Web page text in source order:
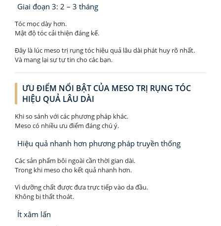
Giai đoạn 3: 2 – 3 tháng
Tóc mọc dày hơn.
Mật độ tóc cải thiện đáng kể.
Đây là lúc meso trị rụng tóc hiệu quả lâu dài phát huy rõ nhất.
Và mang lại sự tự tin cho các bạn.
ƯU ĐIỂM NỔI BẬT CỦA MESO TRỊ RỤNG TÓC
HIỆU QUẢ LÂU DÀI
Khi so sánh với các phương pháp khác.
Meso có nhiều ưu điểm đáng chú ý.
Hiệu quả nhanh hơn phương pháp truyền thống
Các sản phẩm bôi ngoài cần thời gian dài.
Trong khi meso cho kết quả nhanh hơn.
Vì dưỡng chất được đưa trực tiếp vào da đầu.
Không bị thất thoát.
Ít xâm lấn